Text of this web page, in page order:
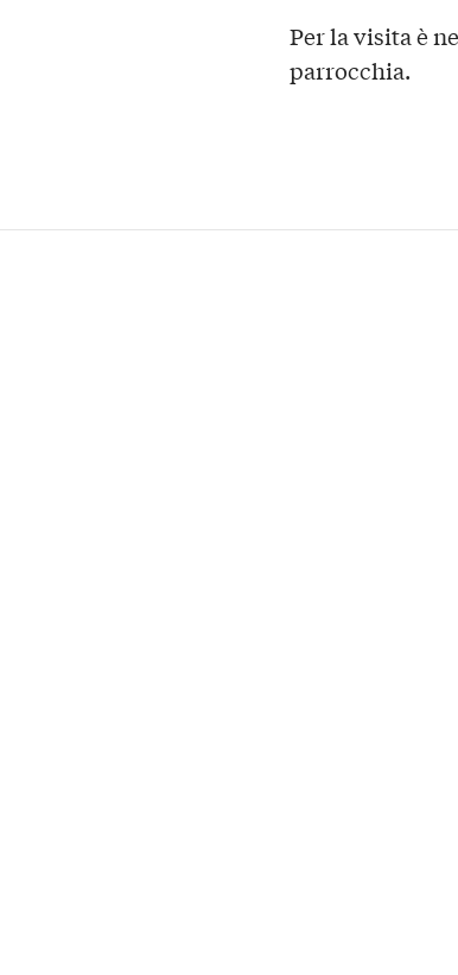
Per la visita è
parrocchia.